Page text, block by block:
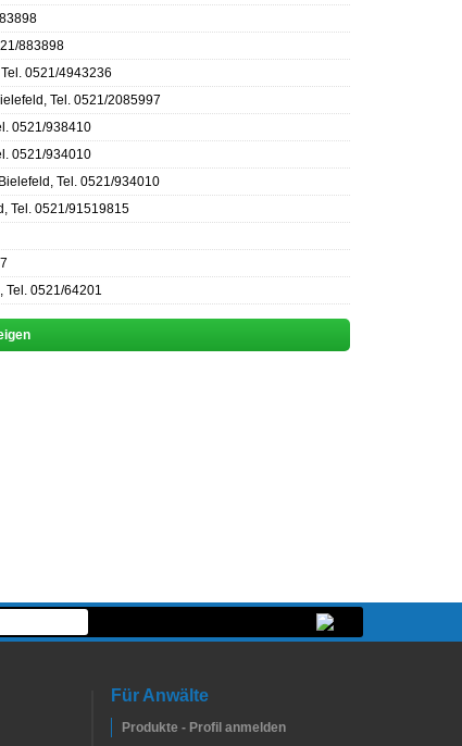
883898
0521/4943236
Tel. 0521/2085997
0521/938410
0521/934010
Tel. 0521/934010
Tel. 0521/91519815
0521/64201
Für Anwälte
Produkte - Profil anmelden